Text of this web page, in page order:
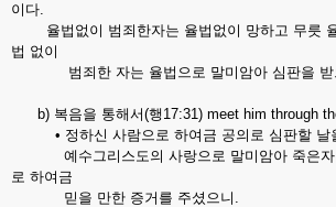
이다.
율법없이 범죄한자는 율법없이 망하고 무릇
법 없이
범죄한 자는 율법으로 말미암아 심판을 받
b) 복음을 통해서(행17:31) meet him through
• 정하신 사람으로 하여금 공의로 심판할 날
예수그리스도의 사랑으로 말미암아 죽은자
로 하여금
믿을 만한 증거를 주셨으니.